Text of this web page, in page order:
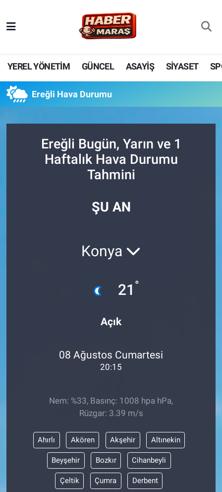
YEREL YÖNETİM GÜNCEL ASAYİŞ SİYASET
Ereğli Hava Durumu
Ereğli Bugün, Yarın ve 1
Haftalık Hava Durumu
Tahmini
ŞU AN
Konya
21 °
Açık
08 Ağustos Cumartesi
20:15
Nem: %33, Basınç: 1008 hpa hPa,
Rüzgar: 3.39 m/s
Ahırlı Akören Akşehir Altınekin
Beyşehir Bozkır Cihanbeyli
Çeltik Çumra Derbent
YEREL YÖNETİM
GÜNCEL
BİLİM VE TEKNOLOJİ
SPOR
DÜNYA
Nöbetçi Eczaneler
Hava Durumu
Trafik Durumu
Tüm Manşetler
Son Dakika Haberleri